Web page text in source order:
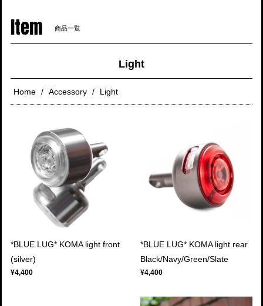
Item 商品一覧
Light
Home Accessory Light
*BLUE LUG* KOMA light front
(silver)
¥4,400
*BLUE LUG* KOMA light rear
Black/Navy/Green/Slate
¥4,400